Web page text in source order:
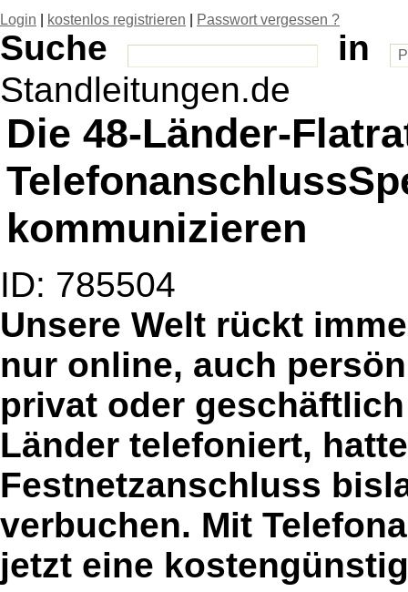
Login kostenlos registrieren Passwort vergessen ?
Suche
in
Standleitungen.de
Die 48-Länder-
kommunizieren
ID: 785504
Unsere Welt rückt
nur online, auch
privat oder
Länder telefoniert,
Festnetzanschluss
verbuchen. Mit
jetzt eine